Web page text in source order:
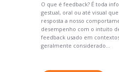
O que é feedback? É toda
gestual, oral ou até visual
resposta a nosso
desempenho com o intuito
feedback usado em
geralmente considerado...